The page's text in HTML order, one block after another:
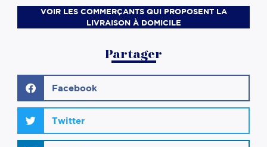
VOIR LES COMMERÇANTS QUI PROPOSENT LA
LIVRAISON À DOMICILE
Partager
Facebook
Twitter